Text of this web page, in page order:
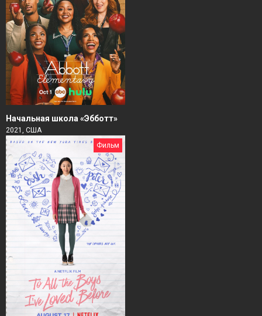
Начальная школа «Эбботт»
2021, США
Фильм